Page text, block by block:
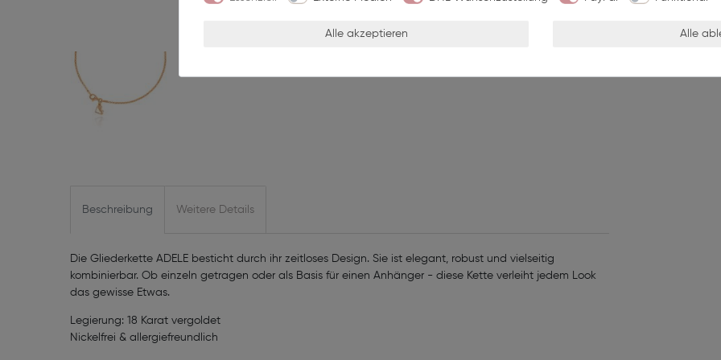
Wunschliste
Beschreibung Weitere Details
Die Gliederkette ADELE besticht durch ihr zeitloses Design. Sie ist elegant, robust und vielseitig
kombinierbar. Ob einzeln getragen oder als Basis für einen Anhänger - diese Kette verleiht jedem Look
das gewisse Etwas.
Legierung: 18 Karat vergoldet
Nickelfrei & allergiefreundlich
Alle akzeptieren Alle